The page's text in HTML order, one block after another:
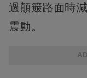
過顛簸路面時
震動。